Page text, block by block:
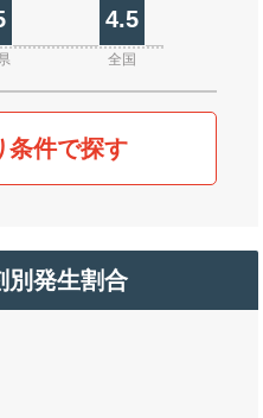
4.5
全国
条件で探す
別発生割合